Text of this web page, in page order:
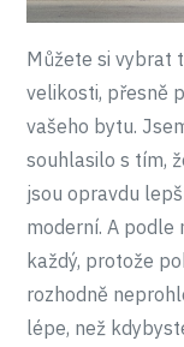
Můžete si vybrat
velikosti, přesně
vašeho bytu.
souhlasilo s tím,
jsou opravdu
moderní. A podle
každý, protože
rozhodně
lépe, než